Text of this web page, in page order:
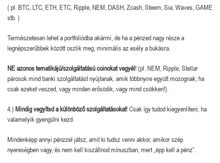
( pl. BTC, LTC, ETH, ETC, Ripple, NEM, DASH, Zcash, Steem, Sia, Waves, GAME
stb. )
Természetesen lehet a portfoliódba akármi, de ha a pénzed nagy része a
legnépszerűbbek között oszlik meg, minimális az esély a bukásra.
NE azonos tematikájú/szolgáltatású coinokat vegyél! (pl. NEM, Ripple, Stellar
párosok mind banki szolgáltatást nyújtanak, amik többnyire együtt mozognak; ha
csak ezeket veszed, vagy minden erősödik, vagy mind csökken!).
4.) Mindig vegyítsd a különböző szolgáltatásokat! Csak így tudod kiegyenlíteni, ha
valamelyik gyengülni kezd.
Mindenképp annyi pénzzel játsz, amit ki tudsz venni akkor, amikor szép
nyereségben vagy, és nem kell kiszállnod mínuszban, mert „épp kell a pénz”.